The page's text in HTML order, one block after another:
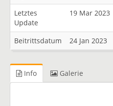
Letztes
Update
19 Mar 2023
Beitrittsdatum 24 Jan 2023
Info Galerie